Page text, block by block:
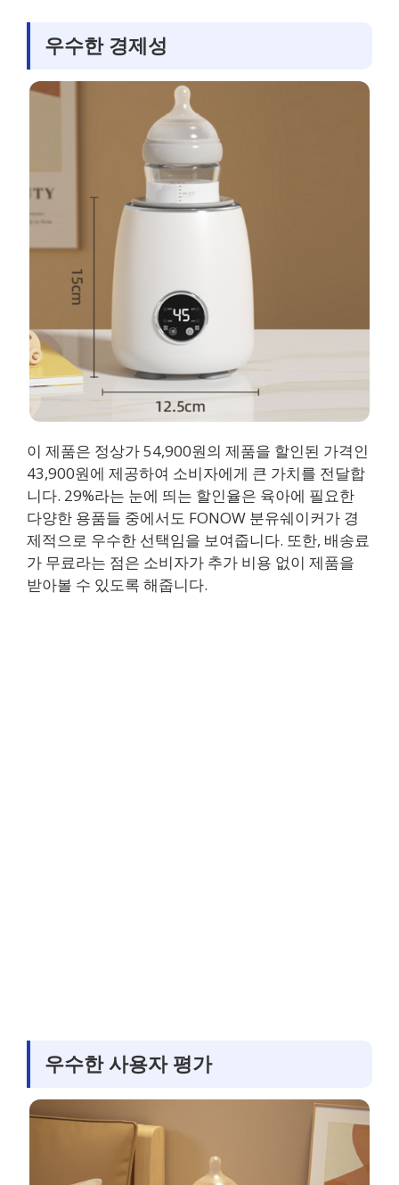
우수한 경제성
이 제품은 정상가 54,900원의 제품을 할인된 가격인
43,900원에 제공하여 소비자에게 큰 가치를 전달합
니다. 29%라는 눈에 띄는 할인율은 육아에 필요한
다양한 용품들 중에서도 FONOW 분유쉐이커가 경
제적으로 우수한 선택임을 보여줍니다. 또한, 배송료
가 무료라는 점은 소비자가 추가 비용 없이 제품을
받아볼 수 있도록 해줍니다.
우수한 사용자 평가